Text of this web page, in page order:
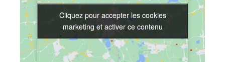
Cliquez pour accepter les cookies
marketing et activer ce contenu
Cliquez pour accepter les cookies
marketing et activer ce contenu